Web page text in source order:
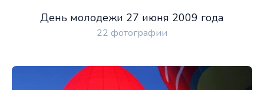
День молодежи 27 июня 2009 года
22 фотографии